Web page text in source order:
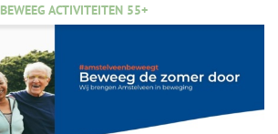
BEWEEG ACTIVITEITEN 55+